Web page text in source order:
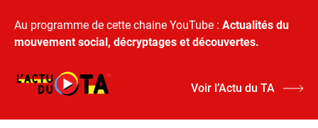
Au programme de cette chaine YouTube : Actualités du
mouvement social, décryptages et découvertes.
Voir l’Actu du TA